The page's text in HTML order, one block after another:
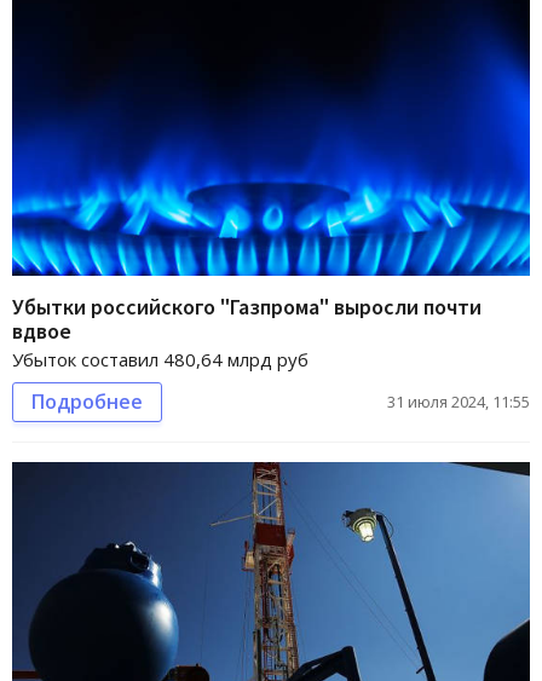
Убытки российского "Газпрома" выросли почти
вдвое
Убыток составил 480,64 млрд руб
Подробнее 31 июля 2024, 11:55